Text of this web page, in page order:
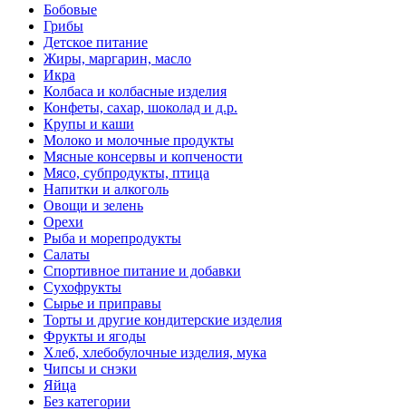
Бобовые
Грибы
Детское питание
Жиры, маргарин, масло
Икра
Колбаса и колбасные изделия
Конфеты, сахар, шоколад и д.р.
Крупы и каши
Молоко и молочные продукты
Мясные консервы и копчености
Мясо, субпродукты, птица
Напитки и алкоголь
Овощи и зелень
Орехи
Рыба и морепродукты
Салаты
Спортивное питание и добавки
Сухофрукты
Сырье и приправы
Торты и другие кондитерские изделия
Фрукты и ягоды
Хлеб, хлебобулочные изделия, мука
Чипсы и снэки
Яйца
Без категории